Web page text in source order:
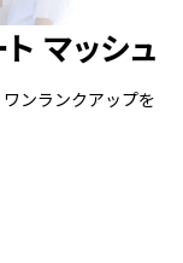
マッシュ
ンランクアップを